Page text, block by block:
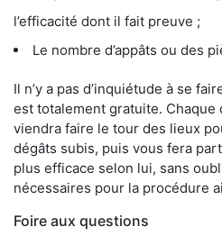
l’efficacité dont il fait preuve ;
Le nombre d’appâts ou des
Il n’y a pas d’inquiétude à se
est totalement gratuite. Chaque
viendra faire le tour des lieux
dégâts subis, puis vous fera
plus efficace selon lui, sans
nécessaires pour la procédure
Foire aux questions